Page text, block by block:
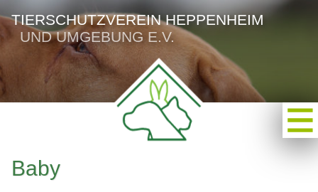
TIERSCHUTZVEREIN HEPPENHEIM
UND UMGEBUNG E.V.
Baby